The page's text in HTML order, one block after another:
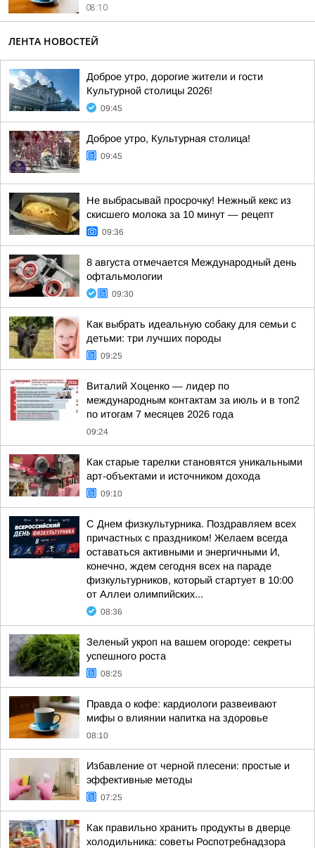
08:10
ЛЕНТА НОВОСТЕЙ
Доброе утро, дорогие жители и гости
Культурной столицы 2026!
09:45
Доброе утро, Культурная столица!
09:45
Не выбрасывай просрочку! Нежный кекс из
скисшего молока за 10 минут — рецепт
09:36
8 августа отмечается Международный день
офтальмологии
09:30
Как выбрать идеальную собаку для семьи с
детьми: три лучших породы
09:25
Виталий Хоценко — лидер по
международным контактам за июль и в топ2
по итогам 7 месяцев 2026 года
09:24
Как старые тарелки становятся уникальными
арт-объектами и источником дохода
09:10
С Днем физкультурника. Поздравляем всех
причастных с праздником! Желаем всегда
оставаться активными и энергичными И,
конечно, ждем сегодня всех на параде
физкультурников, который стартует в 10:00
от Аллеи олимпийских...
08:36
Зеленый укроп на вашем огороде: секреты
успешного роста
08:25
Правда о кофе: кардиологи развеивают
мифы о влиянии напитка на здоровье
08:10
Избавление от черной плесени: простые и
эффективные методы
07:25
Как правильно хранить продукты в дверце
холодильника: советы Роспотребнадзора